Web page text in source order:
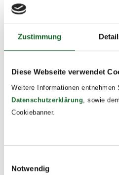
Zustimmung
Diese Webseite verwendet
Weitere Informationen entnehmen
Datenschutzerklärung, sowie
Cookiebanner.
Notwendig
Date:
April 3, 2025
Time:
8:00 - 12:00
Event Tags:
2024/25